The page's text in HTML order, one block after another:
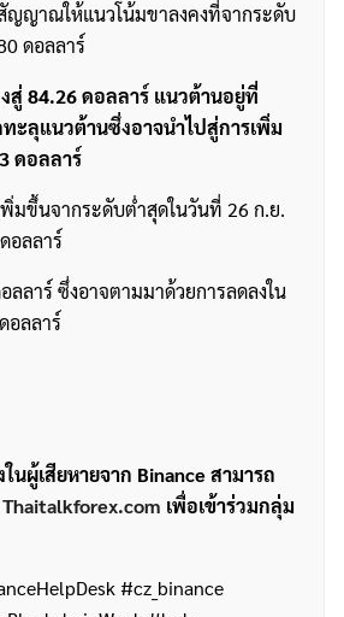
ญญาณให้แนวโน้มขาลงคงที่จากระดับ
ดอลลาร์
สู่ 84.26 ดอลลาร์ แนวต้านอยู่ที่
ะลุแนวต้านซึ่งอาจนำไปสู่การเพิ่ม
ดอลลาร์
พิ่มขึ้นจากระดับต่ำสุดในวันที่ 26 ก.ย.
อลลาร์
ลาร์ ซึ่งอาจตามมาด้วยการลดลงใน
อลลาร์
นผู้เสียหายจาก Binance สามารถ
Thaitalkforex.com เพื่อเข้าร่วมกลุ่ม
#cz_binance